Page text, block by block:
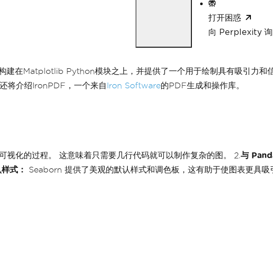
打开困惑
向 Perplexity 询
在Matplotlib Python模块之上，并提供了一个用于绘制具有吸引力和
将介绍IronPDF，一个来自Iron Software的PDF生成和操作库。
视化的过程。 这意味着只需要几行代码就可以制作复杂的图。 2. 与
式： Seaborn 提供了美观的默认样式和调色板，这有助于使图表更具吸